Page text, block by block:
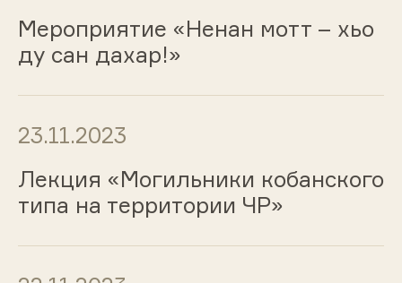
Мероприятие «Ненан мотт – хьо
ду сан дахар!»
23.11.2023
Лекция «Могильники кобанского
типа на территории ЧР»